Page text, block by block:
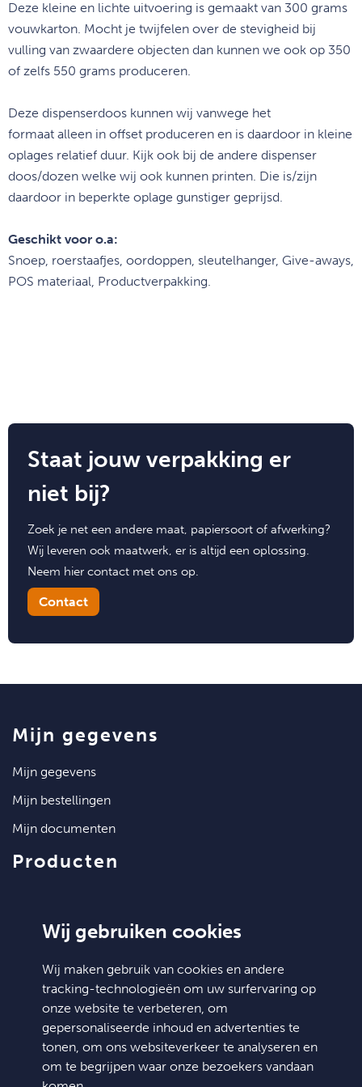
Wij gebruiken cookies
Wij maken gebruik van cookies en andere
tracking-technologieën om uw surfervaring op
onze website te verbeteren, om
gepersonaliseerde inhoud en advertenties te
tonen, om ons websiteverkeer te analyseren en
om te begrijpen waar onze bezoekers vandaan
Deze kleine en lichte uitvoering is gemaakt van 300 grams
vouwkarton. Mocht je twijfelen over de stevigheid bij
vulling van zwaardere objecten dan kunnen we ook op 350
of zelfs 550 grams produceren.
Deze dispenserdoos kunnen wij vanwege het
formaat alleen in offset produceren en is daardoor in kleine
oplages relatief duur. Kijk ook bij de andere dispenser
doos/dozen welke wij ook kunnen printen. Die is/zijn
daardoor in beperkte oplage gunstiger geprijsd.
Geschikt voor o.a:
Snoep, roerstaafjes, oordoppen, sleutelhanger, Give-aways,
POS materiaal, Productverpakking.
Staat jouw verpakking er
niet bij?
Zoek je net een andere maat, papiersoort of afwerking?
Wij leveren ook maatwerk, er is altijd een oplossing.
Neem hier contact met ons op.
Contact
mijn gegevens
mijn gegevens
mijn bestellingen
mijn documenten
producten
klantenservice
contact
algemene voorwaarden
hulp nodig?
Doosjesdeal
Niels Bohrstraat 36